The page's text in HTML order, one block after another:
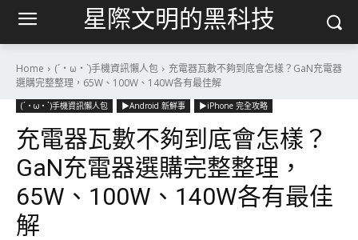
星際文明的黑科技
Home (´・ω・`)手機資訊懶人包
充電器瓦數不夠到底會怎樣？GaN充電器
選購完整整理，65W、100W、140W各有最佳解
(´・ω・`)手機資訊懶人包 ▶Android 新鮮事 ▶iPhone 完全攻略
充電器瓦數不夠到底會怎樣？
GaN充電器選購完整整理，
65W、100W、140W各有最佳
解